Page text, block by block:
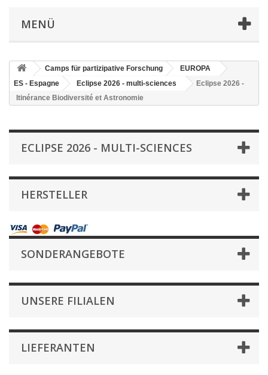
MENÜ
Camps für partizipative Forschung
EUROPA
ES - Espagne
Eclipse 2026 - multi-sciences
Eclipse 2026 -
Itinérance Biodiversité et Astronomie
ECLIPSE 2026 - MULTI-SCIENCES
HERSTELLER
SONDERANGEBOTE
UNSERE FILIALEN
LIEFERANTEN